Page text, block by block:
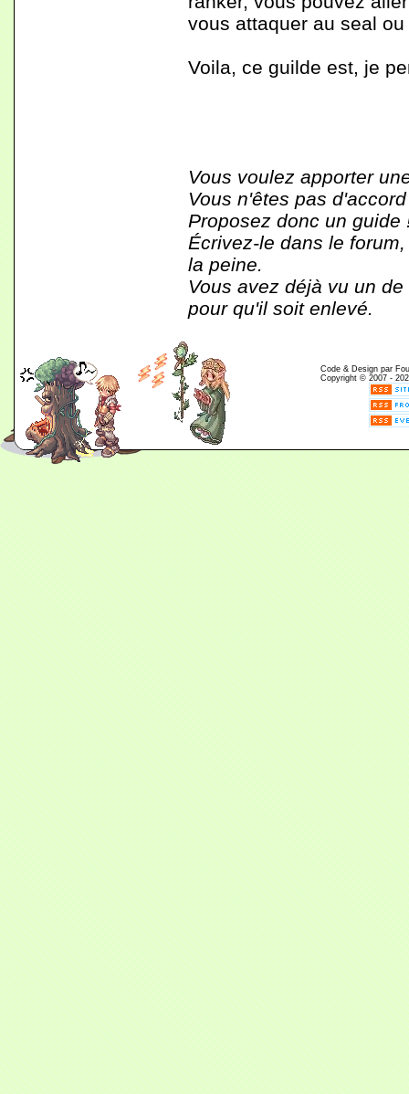
vous attaquer au seal
Voila, ce guilde est, je
Vous voulez apporter
Vous n'êtes pas
Proposez donc un guide
Écrivez-le dans le
la peine.
Vous avez déjà vu un
pour qu'il soit enlevé.
Code & Design par
Copyright © 2007 -